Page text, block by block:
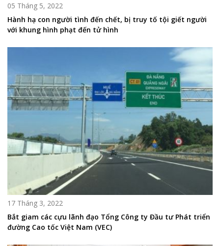
05 Tháng 5, 2022
Hành hạ con người tình đến chết, bị truy tố tội giết người
với khung hình phạt đến tử hình
17 Tháng 3, 2022
Bắt giam các cựu lãnh đạo Tổng Công ty Đầu tư Phát triển
đường Cao tốc Việt Nam (VEC)